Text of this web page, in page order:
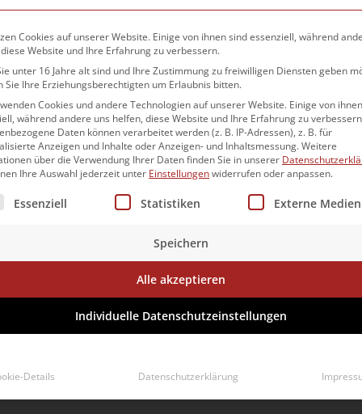
Branchen. Unsere Kanzlei befindet sich
Bahnhof befindet sich gleich um die Ecke.
Aufgaben in einem kollektiven,
einen modernen Arbeitsplatz. Wir fördern und
Arbeitszeiten, kurze Entscheidungswege und
arbeiten und hast die Chance, eigene Ideen
Cookies auf unserer Website. Einige von ihnen sind essenziell, während
Website und Ihre Erfahrung zu verbessern.
unter 16 Jahre alt sind und Ihre Zustimmung zu freiwilligen Diensten geben
Sie Ihre Erziehungsberechtigten um Erlaubnis bitten.
Cookies und andere Technologien auf unserer Website. Einige von
während andere uns helfen, diese Website und Ihre Erfahrung zu
Daten können verarbeitet werden (z. B. IP-Adressen), z. B. für
Anzeigen und Inhalte oder Anzeigen- und Inhaltsmessung.Weitere
über die Verwendung Ihrer Daten finden Sie in unserer
Ihre Auswahl jederzeit unter Einstellungenwiderrufen oder anpassen.
eine Liste der Service-Gruppen, für die eine
Essenziell Statistiken Externe Medien
Speichern
Alle akzeptieren
Individuelle Datenschutzeinstellungen
Details Datenschutzerklärung